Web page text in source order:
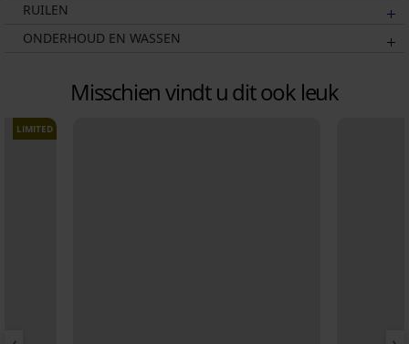
RUILEN
ONDERHOUD EN WASSEN
Misschien vindt u dit ook leuk
LIMITED